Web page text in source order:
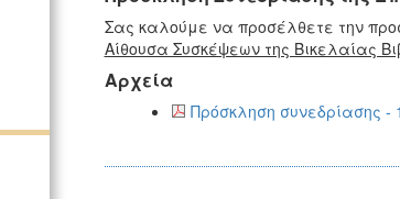
Σας καλούμε να προσέλθετε την
Αίθουσα Συσκέψεων της Βικελαίας
Αρχεία
Πρόσκληση συνεδρίασης -